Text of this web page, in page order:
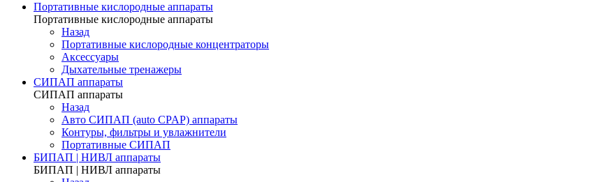
Портативные кислородные аппараты
Портативные кислородные аппараты
Назад
Портативные кислородные концентраторы
Аксессуары
Дыхательные тренажеры
СИПАП аппараты
СИПАП аппараты
Назад
Aвто СИПАП (auto CPAP) аппараты
Контуры, фильтры и увлажнители
Портативные СИПАП
БИПАП | НИВЛ аппараты
БИПАП | НИВЛ аппараты